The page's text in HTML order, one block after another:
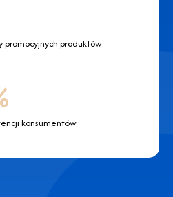
promocyjnych produktów
konsumentów